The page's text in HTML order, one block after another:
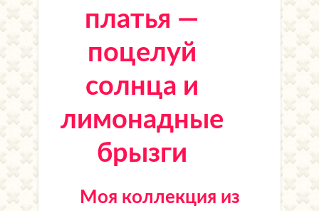
платья —
поцелуй
солнца и
лимонадные
брызги
Моя коллекция из